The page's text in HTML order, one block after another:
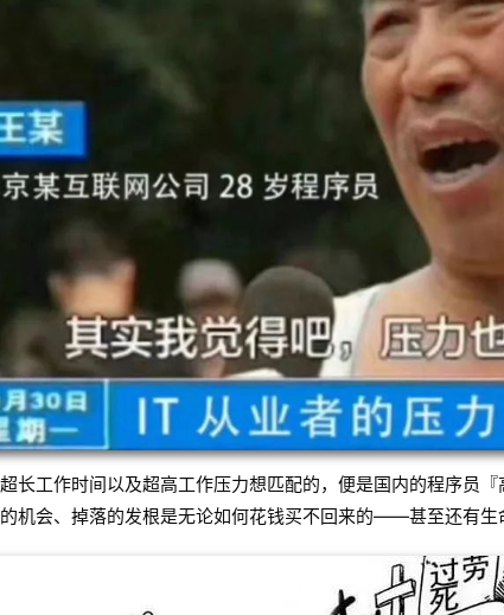
长工作时间以及超高工作压力想匹配的，便是国内的程序员
机会、掉落的发根是无论如何花钱买不回来的——甚至还有生